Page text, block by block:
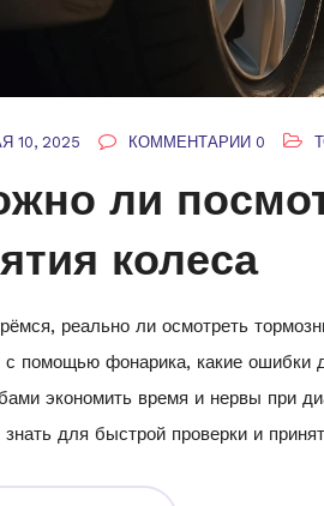
10, 2025 КОММЕНТАРИИ 0
ли
колеса
реально ли осмотреть
с помощью фонарика, какие ошибки
экономить время и нервы при
знать для быстрой проверки и